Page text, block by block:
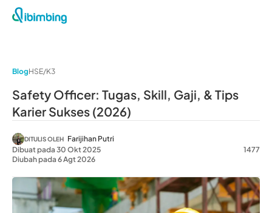
BlogHSE/K3
Safety Officer: Tugas, Skill, Gaji, & Tips
Karier Sukses (2026)
DITULIS OLEH Farijihan Putri
Dibuat pada 30 Okt 2025
Diubah pada 6 Agt 2026
1477